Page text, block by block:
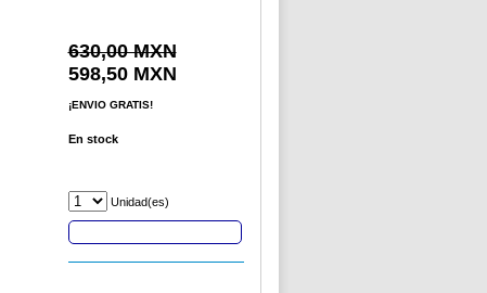
630,00 MXN
598,50 MXN
¡ENVIO GRATIS!
En stock
Unidad(es)